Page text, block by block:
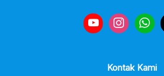
Kontak Kami